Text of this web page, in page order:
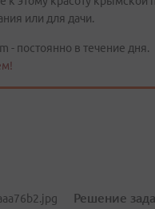
или для дачи.
- постоянно в течение дня.
Решение